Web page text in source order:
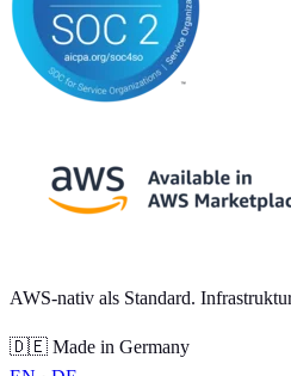
AWS-nativ als Standard.
🇩🇪 Made in Germany